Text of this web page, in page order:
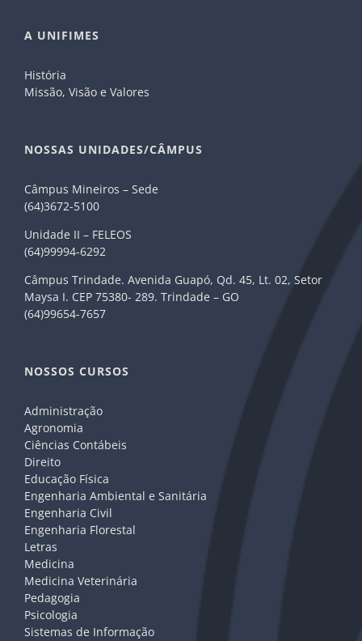
A UNIFIMES
História
Missão, Visão e Valores
NOSSAS UNIDADES/CÂMPUS
Câmpus Mineiros – Sede
(64)3672-5100
Unidade II – FELEOS
(64)99994-6292
Câmpus Trindade. Avenida Guapó, Qd. 45, Lt. 02, Setor
Maysa I. CEP 75380- 289. Trindade – GO
(64)99654-7657
NOSSOS CURSOS
Administração
Agronomia
Ciências Contábeis
Direito
Educação Física
Engenharia Ambiental e Sanitária
Engenharia Civil
Engenharia Florestal
Letras
Medicina
Medicina Veterinária
Pedagogia
Psicologia
Sistemas de Informação